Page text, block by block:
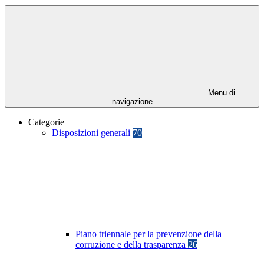
Menu di
navigazione
Categorie
Disposizioni generali 70
Piano triennale per la prevenzione della
corruzione e della trasparenza 26